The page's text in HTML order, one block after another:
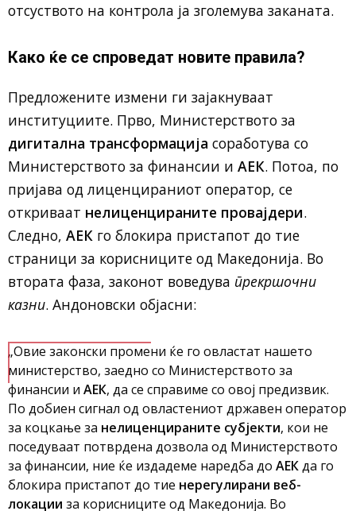
отсуството на контрола ја зголемува заканата.
Како ќе се спроведат новите правила?
Предложените измени ги зајакнуваат
институциите. Прво, Министерството за
дигитална трансформација соработува со
Министерството за финансии и АЕК. Потоа, по
пријава од лиценцираниот оператор, се
откриваат нелиценцираните провајдери.
Следно, АЕК го блокира пристапот до тие
страници за корисниците од Македонија. Во
втората фаза, законот воведува прекршочни
казни. Андоновски објасни:
„Овие законски промени ќе го овластат нашето
министерство, заедно со Министерството за
финансии и АЕК, да се справиме со овој предизвик.
По добиен сигнал од овластениот државен оператор
за коцкање за нелиценцираните субјекти, кои не
поседуваат потврдена дозвола од Министерството
за финансии, ние ќе издадеме наредба до АЕКда го
блокира пристапот до тие нерегулирани веб-
локации за корисниците од Македонија. Во